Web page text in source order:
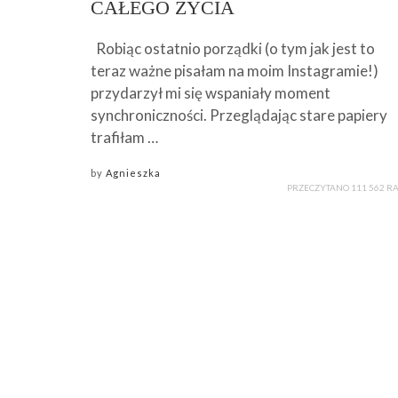
CAŁEGO ŻYCIA
Robiąc ostatnio porządki (o tym jak jest to
teraz ważne pisałam na moim Instagramie!)
przydarzył mi się wspaniały moment
synchroniczności. Przeglądając stare papiery
trafiłam …
by Agnieszka
PRZECZYTANO 111 562